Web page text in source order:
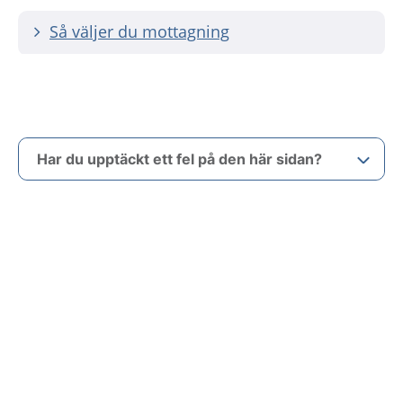
Så väljer du mottagning
Har du upptäckt ett fel på den här sidan?